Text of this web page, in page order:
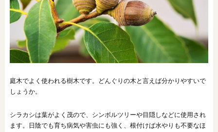
庭木でよく使われる樹木です。どんぐりの木と言えば分かりやすいで
しょうか。
シラカシは葉がよく茂ので、シンボルツリーや目隠しなどに使用され
ます。日陰でも育ち病気や害虫にも強く、根付けば水やりも不要なほ